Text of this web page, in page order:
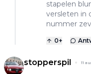
stapelen
versleten in
nummer
0+
stopperspil 11